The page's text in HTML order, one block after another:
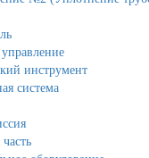
инструмент
система